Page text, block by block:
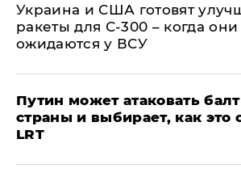
Украина и США готовят
ракеты для С-300 – когда они
ожидаются у ВСУ
Путин может атаковать
страны и выбирает, как это
LRT